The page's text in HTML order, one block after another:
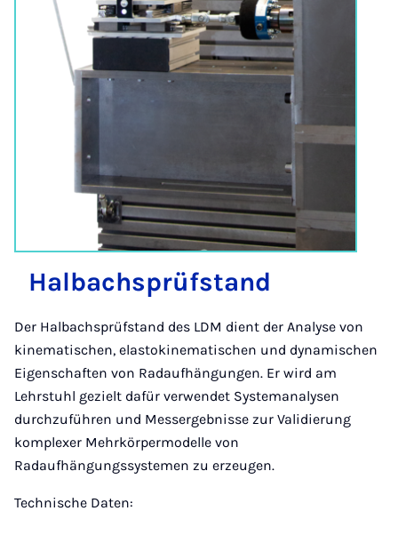
Halb­ach­s­prüf­stand
Der Halbachsprüfstand des LDM dient der Analyse von
kinematischen, elastokinematischen und dynamischen
Eigenschaften von Radaufhängungen. Er wird am
Lehrstuhl gezielt dafür verwendet Systemanalysen
durchzuführen und Messergebnisse zur Validierung
komplexer Mehrkörpermodelle von
Radaufhängungssystemen zu erzeugen.
Technische Daten: